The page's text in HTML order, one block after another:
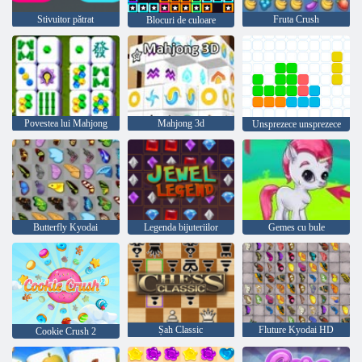
Stivuitor pătrat Blocuri de culoare Fruta Crush
Povestea lui Mahjong Mahjong 3d Unsprezece unsprezece
Butterfly Kyodai Legenda bijuteriilor Gemes cu bule
Cookie Crush 2 Șah Classic Fluture Kyodai HD